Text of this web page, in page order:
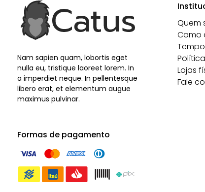
Nam sapien quam, lobortis eget
nulla eu, tristique laoreet lorem. In
a imperdiet neque. In pellentesque
libero erat, et elementum augue
maximus pulvinar.
Formas de pagamento
Quem
Como
Lojas
Fale